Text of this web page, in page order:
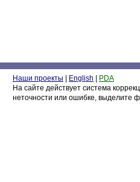
Наши проекты English
PDA
На сайте действует система
неточности или ошибке, выделите